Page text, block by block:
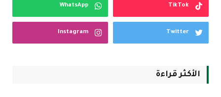
TikTok
WhatsApp
Twitter
Instagram
الأكثر قراءة